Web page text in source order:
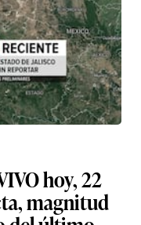
hoy, 22
magnitud